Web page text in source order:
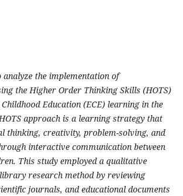
the implementation of
the Higher Order Thinking Skills (HOTS)
Education (ECE) learning in the
approach is a learning strategy that
thinking, creativity, problem-solving, and
interactive communication between
This study employed a qualitative
research method by reviewing
journals, and educational documents